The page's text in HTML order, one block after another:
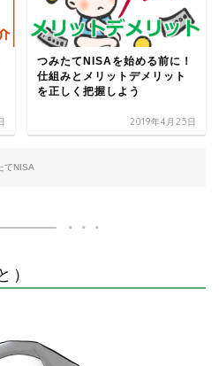
つみたてNISAを始める前に！
仕組みとメリットデメリット
を正しく把握しよう
2019年4月25日
てNISA
）